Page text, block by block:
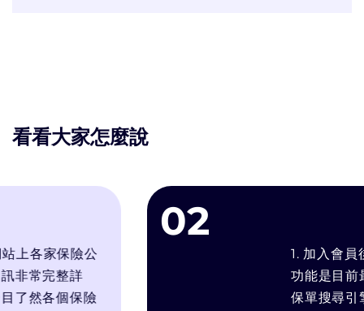
看看大家怎麼說
家保險公
完整詳
各個保險
02
1. 加入會員後
功能是目前最
保單搜尋引擎.